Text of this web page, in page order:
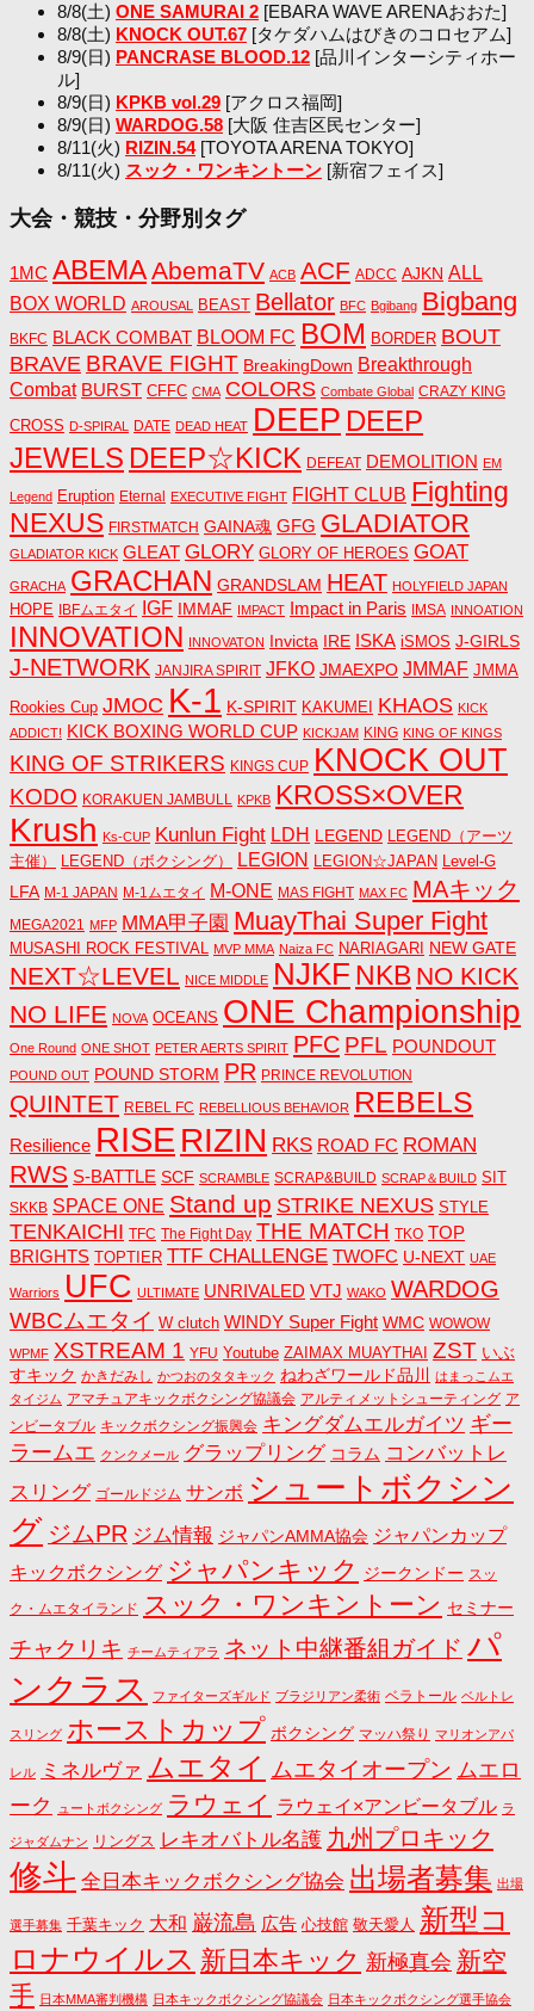
8/8(土) ONE SAMURAI 2 [EBARA WAVE ARENAおおた]
8/8(土) KNOCK OUT.67 [タケダハムはびきのコロセアム]
8/9(日) PANCRASE BLOOD.12 [品川インターシティホー
ル]
8/9(日) KPKB vol.29 [アクロス福岡]
8/9(日) WARDOG.58 [大阪 住吉区民センター]
8/11(火) RIZIN.54[TOYOTA ARENA TOKYO]
8/11(火) スック・ワンキントーン [新宿フェイス]
大会・競技・分野別タグ
1MC ABEMAAbemaTV ACB ACF ADCC AJKN ALL
BOX WORLD AROUSAL BEAST Bellator BFC Bgibang Bigbang
BKFC BLACK COMBAT BLOOM FC BOM BORDER BOUT
BRAVE BRAVE FIGHT BreakingDown Breakthrough
Combat BURST CFFC CMA COLORS Combate Global CRAZY KING
CROSS D-SPIRAL DATE DEAD HEAT DEEP DEEP
JEWELS DEEP☆KICK DEFEAT DEMOLITION EM
Legend Eruption Eternal EXECUTIVE FIGHT FIGHT CLUB Fighting
NEXUS FIRSTMATCH GAINA魂 GFG GLADIATOR
GLADIATOR KICK GLEAT GLORY GLORY OF HEROES GOAT
GRACHA GRACHAN GRANDSLAM HEAT HOLYFIELD JAPAN
HOPE IBFムエタイ IGF IMMAF IMPACT Impact in Paris IMSA INNOATION
INNOVATION INNOVATON Invicta IRE ISKA iSMOS J-GIRLS
J-NETWORK JANJIRA SPIRIT JFKO JMAEXPO JMMAF JMMA
Rookies Cup JMOC K-1 K-SPIRIT KAKUMEI KHAOS KICK
ADDICT! KICK BOXING WORLD CUP KICKJAM KING KING OF KINGS
KING OF STRIKERS KINGS CUP KNOCK OUT
KODO KORAKUEN JAMBULL KPKB KROSS×OVER
Krush Ks-CUP Kunlun Fight LDH LEGEND LEGEND（アーツ
主催）
LEGEND（ボクシング） LEGION LEGION☆JAPAN Level-G
LFA M-1 JAPAN M-1ムエタイ M-ONE MAS FIGHT MAX FC MAキック
MEGA2021 MFP MMA甲子園 MuayThai Super Fight
MUSASHI ROCK FESTIVAL MVP MMA Naiza FC NARIAGARI NEW GATE
NEXT☆LEVEL NICE MIDDLE NJKF NKB NO KICK
NO LIFE NOVA OCEANS ONE Championship
One Round ONE SHOT PETER AERTS SPIRIT PFC PFL POUNDOUT
POUND OUT POUND STORM PR PRINCE REVOLUTION
QUINTET REBEL FC REBELLIOUS BEHAVIOR REBELS
Resilience RISE RIZIN RKS ROAD FC ROMAN
RWS S-BATTLE SCF SCRAMBLE SCRAP&BUILD SCRAP＆BUILD SIT
SKKB SPACE ONE Stand up STRIKE NEXUS STYLE
TENKAICHI TFC The Fight Day THE MATCH TKO TOP
BRIGHTS TOPTIER TTF CHALLENGE TWOFC U-NEXT UAE
Warriors UFC ULTIMATE UNRIVALED VTJ WAKO WARDOG
WBCムエタイ W clutch WINDY Super Fight WMC WOWOW
WPMF XSTREAM 1 YFU Youtube ZAIMAX MUAYTHAI ZST いぶ
すキック かきだみし かつおのタタキック ねわざワールド品川
はまっこムエ
タイジム アマチュアキックボクシング協議会 アルティメットシューティング ア
ンビータブル キックボクシング振興会 キングダムエルガイツ ギー
ラームエ クンクメール グラップリング コラム コンバットレ
スリング ゴールドジム サンボ シュートボクシン
グ ジムPR ジム情報 ジャパンAMMA協会 ジャパンカップ
キックボクシング ジャパンキック ジークンドー スッ
ク・ムエタイランド スック・ワンキントーン セミナー
チャクリキ チームティアラ ネット中継番組ガイド パ
ンクラス
ファイターズギルド ブラジリアン柔術 ベラトール ベルトレ
スリング ホーストカップ ボクシング マッハ祭り マリオンアパ
レル ミネルヴァ ムエタイ ムエタイオープン ムエロ
ーク
ュートボクシング ラウェイ ラウェイ×アンビータブル ラ
ジャダムナン リングス レキオバトル名護 九州プロキック
修斗 全日本キックボクシング協会 出場者募集 出場
選手募集 千葉キック 大和 巌流島 広告 心技館 敬天愛人 新型コ
ロナウイルス 新日本キック 新極真会 新空
手 日本MMA審判機構 日本キックボクシング協議会 日本キックボクシング選手協会